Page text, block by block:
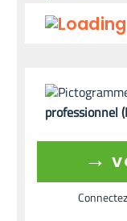
professionnel
→